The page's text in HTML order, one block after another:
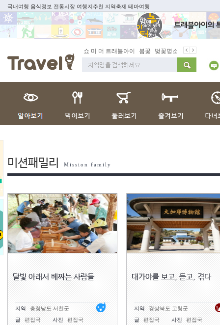
국내여행 음식정보 전통시장 여행지추천 지역축제 테마여행
봄꽃 벚꽃명소 봄철 별미
쇼 미 더 트래블아이
미션패밀리 Mission family
달빛 아래서 베짜는 사람들
지역
충청남도 서천군
글
편집국 사진 편집국
대가야를 보고, 듣고, 겪다
지역
경상북도 고령군
글
편집국 사진 편집국